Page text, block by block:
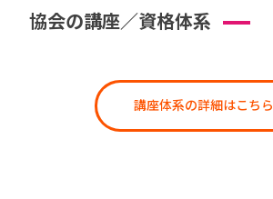
協会の講座／資格体系
講座体系の詳細はこちら